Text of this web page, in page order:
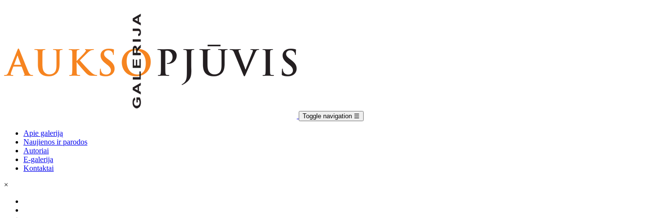
Toggle navigation ☰
Apie galeriją
Naujienos ir parodos
Autoriai
E-galerija
Kontaktai
×